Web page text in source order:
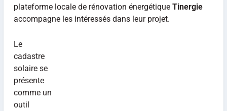
plateforme locale de rénovation énergétique Tinergie
accompagne les intéressés dans leur projet.
Le
cadastre
solaire se
présente
comme un
outil